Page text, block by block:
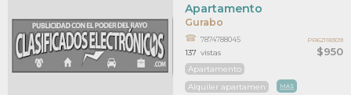
Gurabo
$950
Apartamento
7874788045
Apartamento
Alquiler apartamen
MAS
137 vistas
PR62118309